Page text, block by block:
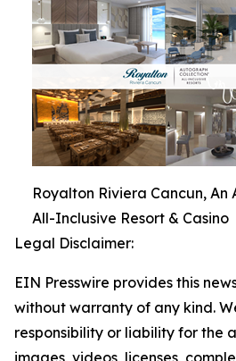
Royalton Riviera Cancun,
All-Inclusive Resort & Casino
Legal Disclaimer:
EIN Presswire provides this
without warranty of any kind.
responsibility or liability for the
images, videos, licenses,